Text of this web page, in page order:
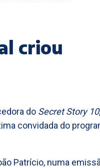
criou
do Secret Story 10,
convidada do
Patrício, numa